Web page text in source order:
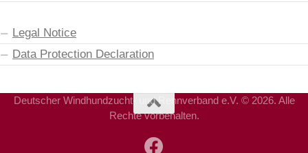
Legal Notice
Data Protection Declaration
Deutscher Windhundzucht- und Rennverband e.V. © 2026. Alle
Rechte vorbehalten.